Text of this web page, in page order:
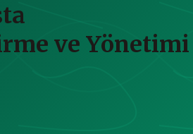
ve Yönetimi